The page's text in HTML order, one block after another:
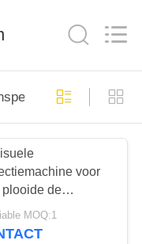
voor
de
van
MOQ:1